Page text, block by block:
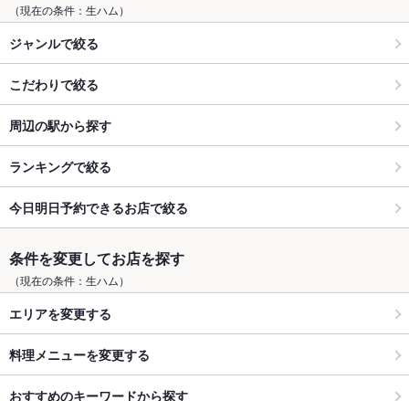
（現在の条件：生ハム）
ジャンルで絞る
こだわりで絞る
周辺の駅から探す
ランキングで絞る
今日明日予約できるお店で絞る
条件を変更してお店を探す
（現在の条件：生ハム）
エリアを変更する
料理メニューを変更する
おすすめのキーワードから探す